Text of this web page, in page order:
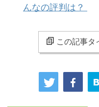
んなの評判は？
この記事タ